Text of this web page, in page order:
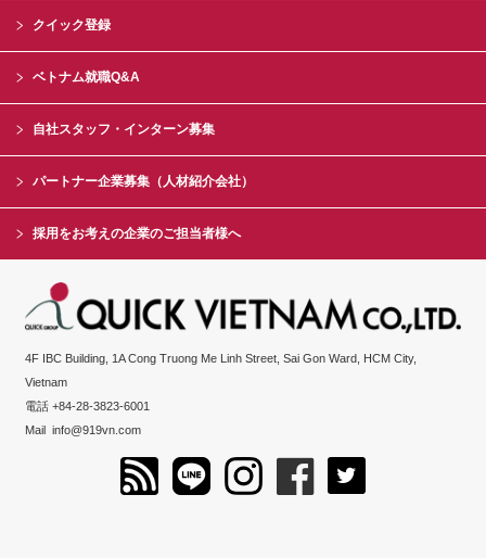
クイック登録
ベトナム就職Q&A
自社スタッフ・インターン募集
パートナー企業募集（人材紹介会社）
採用をお考えの企業のご担当者様へ
4F IBC Building, 1A Cong Truong Me Linh Street, Sai Gon Ward, HCM City,
Vietnam
電話 +84-28-3823-6001
Mailinfo@919vn.com